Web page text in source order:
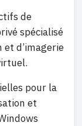
de
spécialisé
d’imagerie
pour la
et